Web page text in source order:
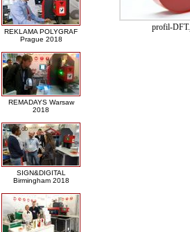
REKLAMA POLYGRAF
Prague 2018
REMADAYS Warsaw
2018
SIGN&DIGITAL
Birmingham 2018
profil-